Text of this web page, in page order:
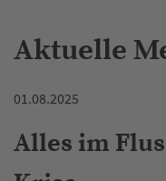
Aktuelle
01.08.2025
Alles im